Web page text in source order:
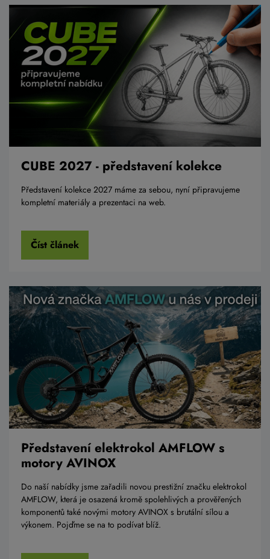
CUBE 2027 - představení kolekce
Představení kolekce 2027 máme za sebou, nyní připravujeme
kompletní materiály a prezentaci na web.
Číst článek
Představení elektrokol AMFLOW s
motory AVINOX
Do naší nabídky jsme zařadili novou prestižní značku elektrokol
AMFLOW, která je osazená kromě spolehlivých a prověřených
komponentů také novými motory AVINOX s brutální sílou a
výkonem. Pojďme se na to podívat blíž.